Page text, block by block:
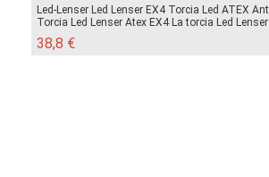
Led-Lenser Led Lenser EX4 Torcia Led ATEX
Torcia Led Lenser Atex EX4 La torcia Led
38,8 €